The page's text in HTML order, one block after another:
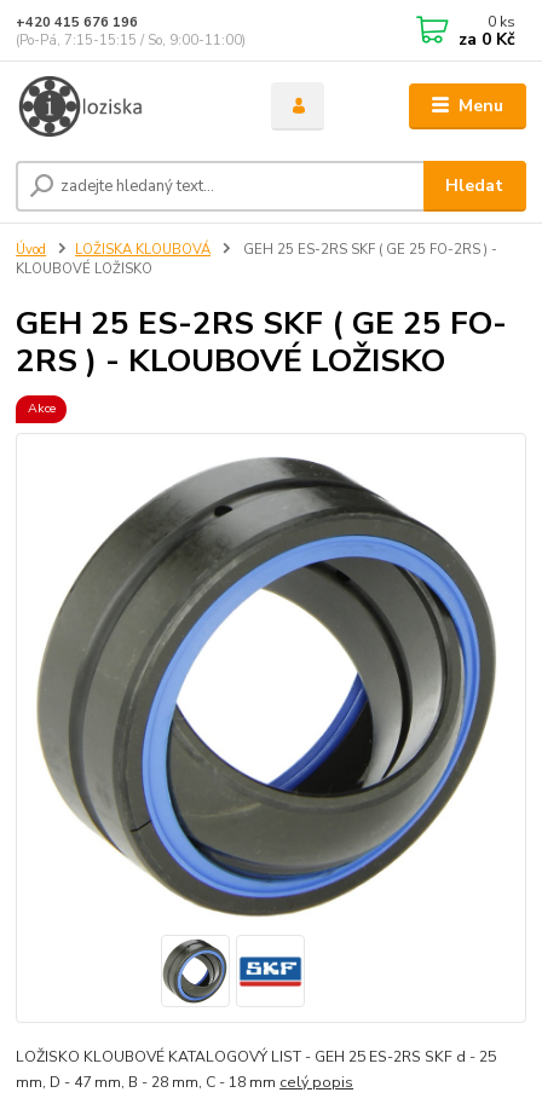
Menu
Hledat
+420 415 676 196
(Po-Pá, 7:15-15:15 / So, 9:00-11:00)
0 ks
za 0 Kč
Úvod LOŽISKA KLOUBOVÁ
GEH 25 ES-2RS SKF ( GE 25 FO-2RS ) -
KLOUBOVÉ LOŽISKO
GEH 25 ES-2RS SKF ( GE 25 FO-
2RS ) - KLOUBOVÉ LOŽISKO
Akce
LOŽISKO KLOUBOVÉ KATALOGOVÝ LIST - GEH 25 ES-2RS SKF d - 25
mm, D - 47 mm, B - 28 mm, C - 18 mm celý popis